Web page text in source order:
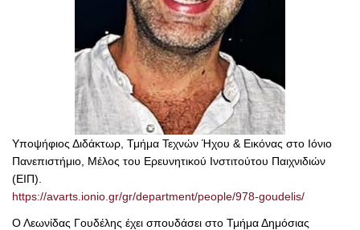
Υποψήφιος Διδάκτωρ, Τμήμα Τεχνών Ήχου & Εικόνας στο Ιόνιο
Πανεπιστήμιο, Μέλος του Ερευνητικού Ινστιτούτου Παιχνιδιών
(ΕΙΠ).
https://avarts.ionio.gr/gr/department/people/978-goudelis/
Ο Λεωνίδας Γουδέλης έχει σπουδάσει στο Τμήμα Δημόσιας